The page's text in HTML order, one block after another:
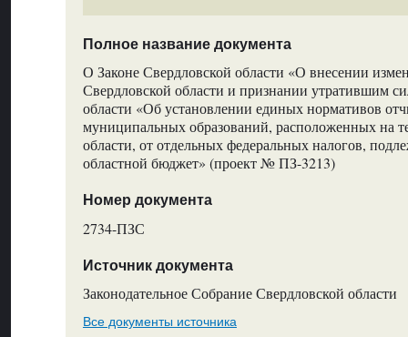
Полное название документа
О Законе Свердловской области «О внесении
Свердловской области и признании утратившим
области «Об установлении единых нормативов
муниципальных образований, расположенных на
области, от отдельных федеральных налогов,
областной бюджет» (проект № ПЗ-3213)
Номер документа
2734-ПЗС
Источник документа
Законодательное Собрание Свердловской области
Все документы источника